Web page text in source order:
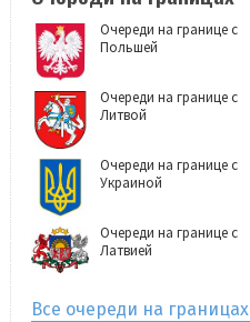
Очереди на границе с
Польшей
Очереди на границе с
Литвой
Очереди на границе с
Украиной
Очереди на границе с
Латвией
Все очереди на границах